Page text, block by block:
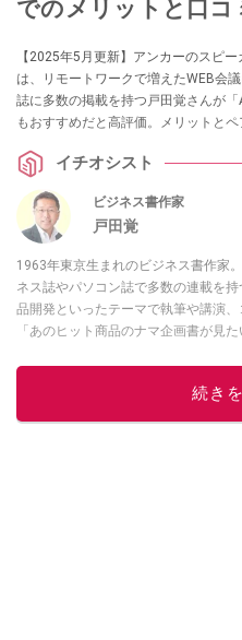
でのメリットと口コ
【2025年5月更新】アンカーのスピ
は、リモートワークで増えたWEB会
誌に多数の掲載を持つ戸田覚さんが
もおすすめだと高評価。メリットと
イチオシスト
ビジネス書作家
戸田覚
1963年東京生まれのビジネス書作家
ネス誌やパソコン誌で多数の連載を
品開発といったテーマで執筆や講演
「あのヒット商品のナマ企画書が見
の動画を随時アップロード中！
続き